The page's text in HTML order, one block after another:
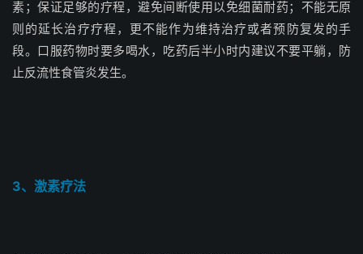
素；保证足够的疗程，避免间断使用以免细菌耐药；不能无原
则的延长治疗疗程，更不能作为维持治疗或者预防复发的手
段。口服药物时要多喝水，吃药后半小时内建议不要平躺，防
止反流性食管炎发生。
3、激素疗法